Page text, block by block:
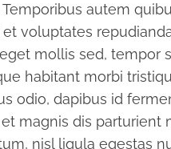
Temporibus autem
voluptates
mollis sed, tempor
habitant morbi
odio, dapibus id
magnis dis parturient
nisl ligula egestas